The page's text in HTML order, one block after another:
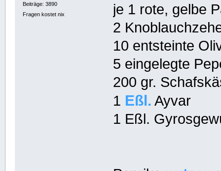
Beiträge: 3890
Fragen kostet nix
je 1 rote, gelbe
2
10 entsteinte
5 eingelegte
200 gr.
1 Eßl. Ayvar
1 Eßl.